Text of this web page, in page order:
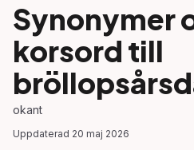
Synonymer
korsord till
okant
Uppdaterad 20 maj 2026